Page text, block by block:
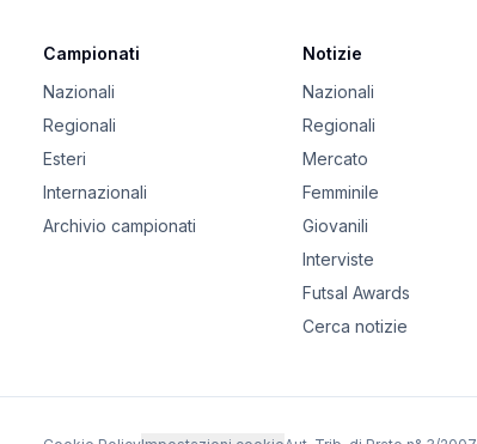
Campionati
Nazionali
Regionali
Esteri
Internazionali
Archivio campionati
Notizie
Nazionali
Regionali
Mercato
Femminile
Giovanili
Interviste
Futsal Awards
Cerca notizie